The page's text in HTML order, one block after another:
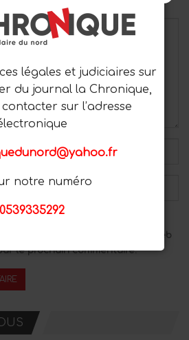
adresse e-mail et mon site Web
le prochain commentaire.
légales et judiciaires sur
du journal la Chronique,
sur l’adresse
notre numéro
0539335292